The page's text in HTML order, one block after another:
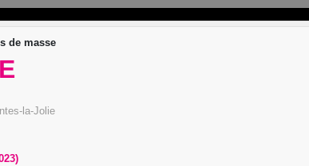
de masse
la-Jolie